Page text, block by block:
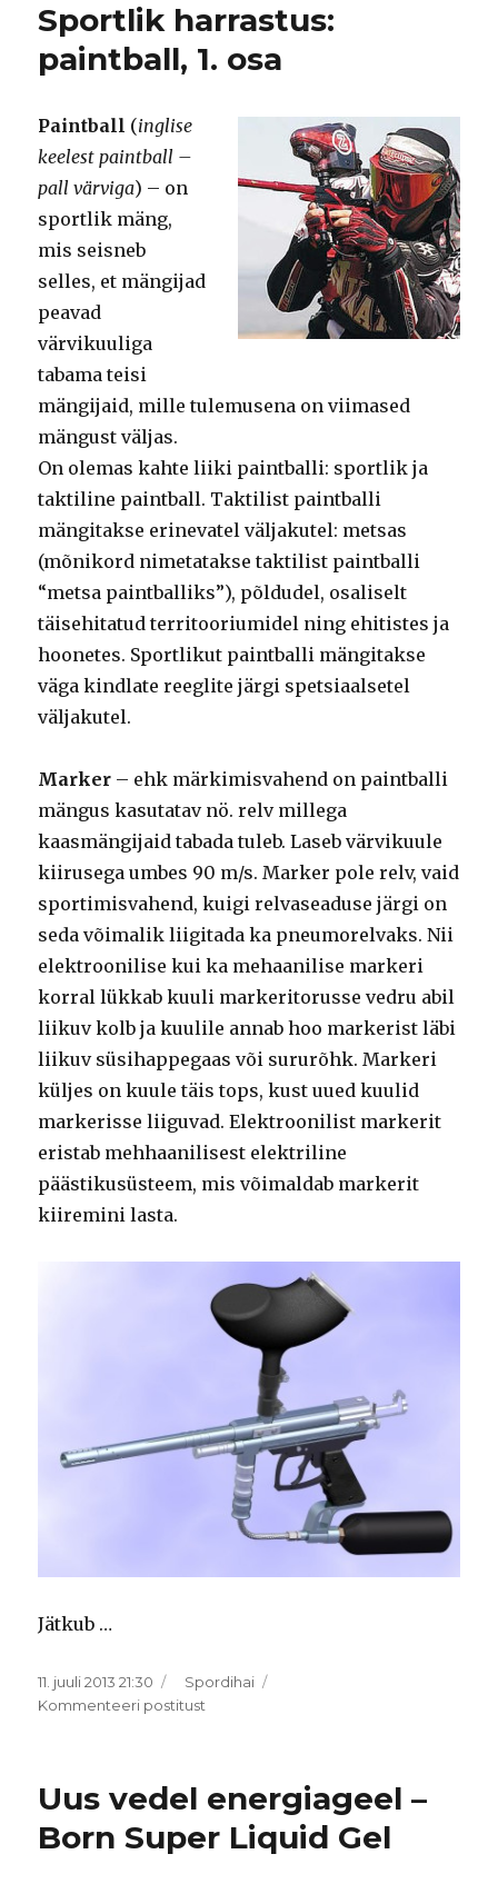
Sportlik harrastus:
paintball, 1. osa
Paintball (inglise
keelest paintball –
pall värviga) – on
sportlik mäng,
mis seisneb
selles, et mängijad
peavad
värvikuuliga
tabama teisi
mängijaid, mille tulemusena on viimased
mängust väljas.
On olemas kahte liiki paintballi: sportlik ja
taktiline paintball. Taktilist paintballi
mängitakse erinevatel väljakutel: metsas
(mõnikord nimetatakse taktilist paintballi
“metsa paintballiks”), põldudel, osaliselt
täisehitatud territooriumidel ning ehitistes ja
hoonetes. Sportlikut paintballi mängitakse
väga kindlate reeglite järgi spetsiaalsetel
väljakutel.
Marker – ehk märkimisvahend on paintballi
mängus kasutatav nö. relv millega
kaasmängijaid tabada tuleb. Laseb värvikuule
kiirusega umbes 90 m/s. Marker pole relv, vaid
sportimisvahend, kuigi relvaseaduse järgi on
seda võimalik liigitada ka pneumorelvaks. Nii
elektroonilise kui ka mehaanilise markeri
korral lükkab kuuli markeritorusse vedru abil
liikuv kolb ja kuulile annab hoo markerist läbi
liikuv süsihappegaas või sururõhk. Markeri
küljes on kuule täis tops, kust uued kuulid
markerisse liiguvad. Elektroonilist markerit
eristab mehhaanilisest elektriline
päästikusüsteem, mis võimaldab markerit
kiiremini lasta.
Jätkub …
Postitatud
11. juuli 2013 21:30 Rubriigid
Spordihai
Kommenteeri postitust
osa
Uus vedel energiageel –
Born Super Liquid Gel